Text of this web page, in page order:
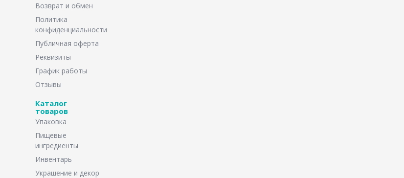
Возврат и обмен
Политика
конфиденциальности
Публичная оферта
Реквизиты
График работы
Отзывы
Каталог
товаров
Упаковка
Пищевые
ингредиенты
Инвентарь
Украшение и декор